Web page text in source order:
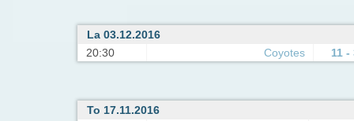
La 03.12.2016
20:30
Coyotes 11 -
To 17.11.2016